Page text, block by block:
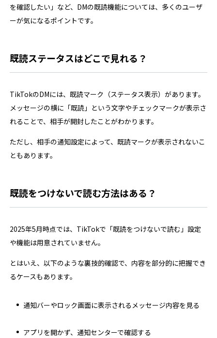
を確認したい」など、DMの既読機能については、多くのユーザ
ーが気になるポイントです。
既読ステータスはどこで見れる？
TikTokのDMには、既読マーク（ステータス表示）があります。
メッセージの横に「既読」という文字やチェックマークが表示さ
れることで、相手が開封したことがわかります。
ただし、相手の通知設定によって、既読マークが表示されないこ
ともあります。
既読をつけないで読む方法はある？
2025年5月時点では、TikTokで「既読をつけないで読む」設定
や機能は用意されていません。
とはいえ、以下のような裏技的確認で、内容を部分的に把握でき
るケースもあります。
通知バーやロック画面に表示されるメッセージ内容を見る
アプリを開かず、通知センターで確認する